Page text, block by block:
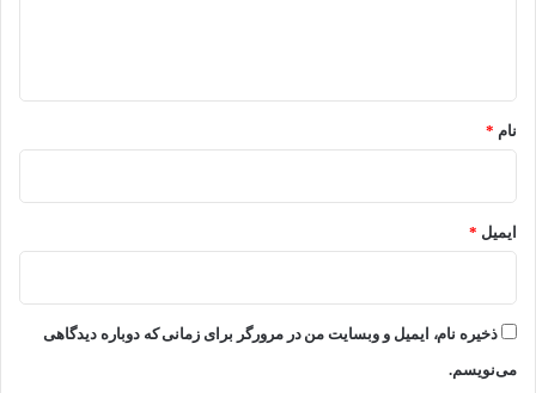
نام *
ایمیل *
ذخیره نام، ایمیل و وبسایت من در مرورگر برای زمانی که دوباره دیدگاهی
می‌نویسم.